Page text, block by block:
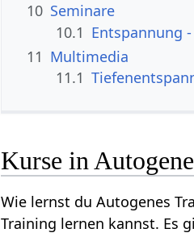
10 Seminare
10.1 Entspannung
11 Multimedia
11.1
Kurse in
Wie lernst du Autogenes
Training lernen kannst. Es